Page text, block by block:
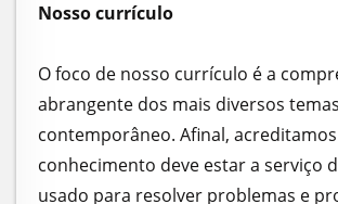
Nosso currículo
O foco de nosso currículo é a
abrangente dos mais diversos
contemporâneo. Afinal,
conhecimento deve estar a serviço
usado para resolver problemas e